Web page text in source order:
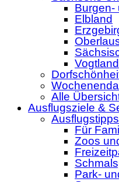
Burgen-
Elbland
Vogtland
Alle
Ausflugsziele &
Für
Zoos
Park-